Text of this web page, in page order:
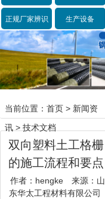
正规厂家辨识 生产设备
当前位置： 首页 > 新闻资
讯 > 技术文档
双向塑料土工格栅
的施工流程和要点
作者：hengke
来源：山
东华太工程材料有限公司